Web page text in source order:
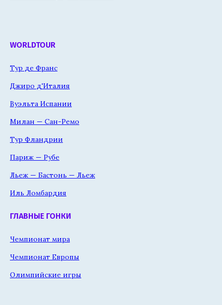
WORLDTOUR
Тур де Франс
Джиро д'Италия
Вуэльта Испании
Милан — Сан-Ремо
Тур Фландрии
Париж — Рубе
Льеж — Бастонь — Льеж
Иль Ломбардия
ГЛАВНЫЕ ГОНКИ
Чемпионат мира
Чемпионат Европы
Олимпийские игры